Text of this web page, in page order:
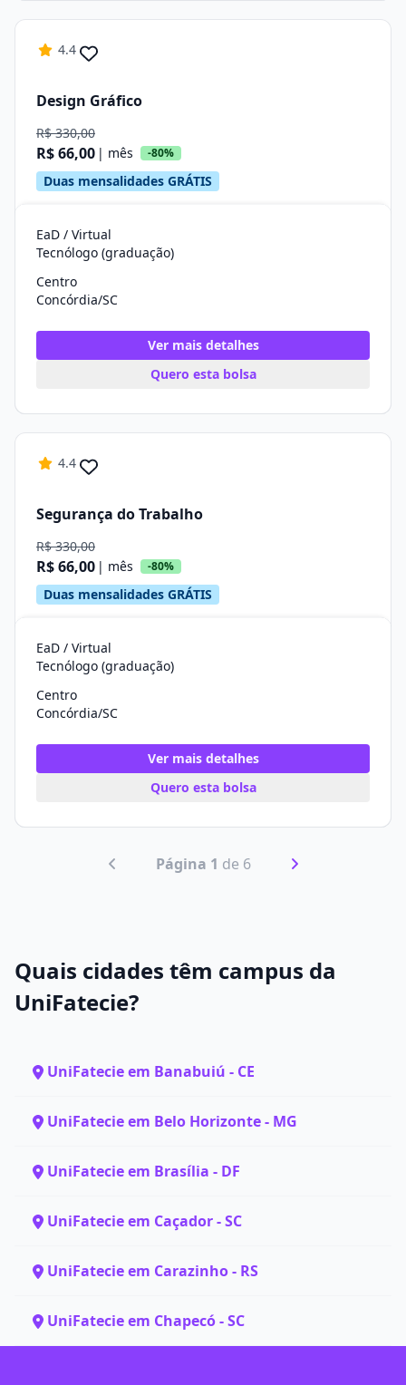
4.4
Design Gráfico
R$ 330,00
R$ 66,00 | mês -80%
Duas mensalidades GRÁTIS
EaD / Virtual
Tecnólogo (graduação)
Centro
Concórdia/SC
Ver mais detalhes
Quero esta bolsa
4.4
Segurança do Trabalho
R$ 330,00
R$ 66,00 | mês -80%
Duas mensalidades GRÁTIS
EaD / Virtual
Tecnólogo (graduação)
Centro
Concórdia/SC
Ver mais detalhes
Quero esta bolsa
Página 1 de 6
Quais cidades têm campus da
UniFatecie?
UniFatecie em Banabuiú - CE
UniFatecie em Belo Horizonte - MG
UniFatecie em Brasília - DF
UniFatecie em Caçador - SC
UniFatecie em Carazinho - RS
UniFatecie em Chapecó - SC